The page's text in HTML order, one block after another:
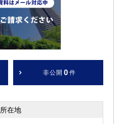
非公開 0 件
所在地